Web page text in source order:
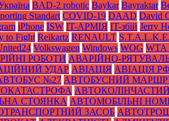
BAD-2 robotic Baykar Bayraktar
Standart COVID-19 DAAD David
iPhone ISW IT-АРМІЯ IT-збій Jerry
to Fight Reikartz RENAULT
Volkswagen Windows WOG WTA
РОБОТИ АВАРІЙНО-
УДАР АВІАЦІЯ АВІАЦІЯ РФ
№27 АВТОБУСНИЙ
СТОЯНКА АВТОМОБІЛЬНІ
ЗАСОБ